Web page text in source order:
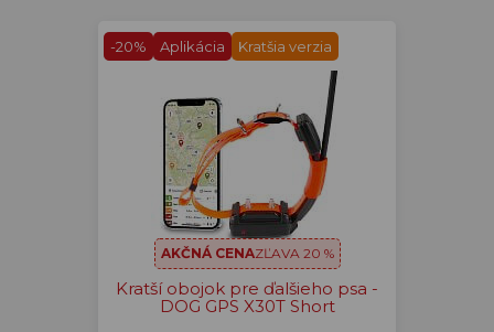
-20% Aplikácia Kratšia verzia
AKČNÁ CENAZĽAVA 20 %
Kratší obojok pre ďalšieho psa -
DOG GPS X30T Short